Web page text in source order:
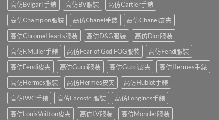
高仿Bvlgari 手錶
高仿BV服裝
高仿Cartier手錶
高仿Champion服裝
高仿Chanel手錶
高仿Chanel皮夹
高仿ChromeHearts服裝
高仿D&G服裝
高仿Dior服裝
高仿F.Muller手錶
高仿Fear of God FOG服裝
高仿Fendi服裝
高仿Fendi皮夹
高仿Gucci服裝 高仿Gucci皮夹
高仿Hermes手錶
高仿Hermes服裝
高仿Hermes皮夹
高仿Hublot手錶
高仿IWC手錶
高仿Lacoste 服裝
高仿Longines手錶
高仿LouisVuitton皮夹
高仿LV服裝 高仿Moncler服裝